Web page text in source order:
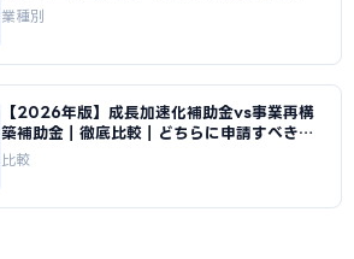
略｜成長加速化補助金ナビ
業種別
【2026年版】成長加速化補助金vs事業再構
築補助金｜徹底比較｜どちらに申請すべきか
｜成長加速化補助金ナビ
比較